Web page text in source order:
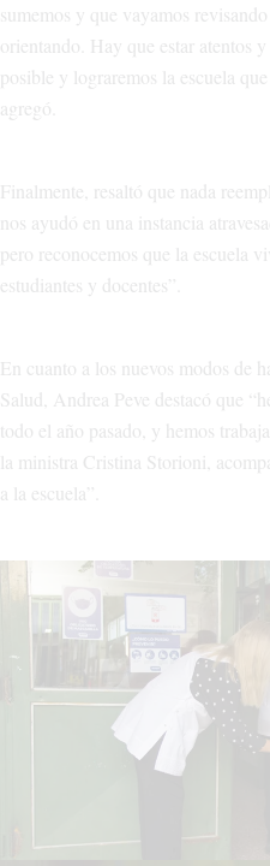
sumemos y que vayamos
orientando. Hay que estar atentos
posible y lograremos la escuela
agregó.
Finalmente, resaltó que nada
nos ayudó en una instancia
pero reconocemos que la escuela
estudiantes y docentes”.
En cuanto a los nuevos modos de
Salud, Andrea Peve destacó que
todo el año pasado, y hemos
la ministra Cristina Storioni,
a la escuela”.